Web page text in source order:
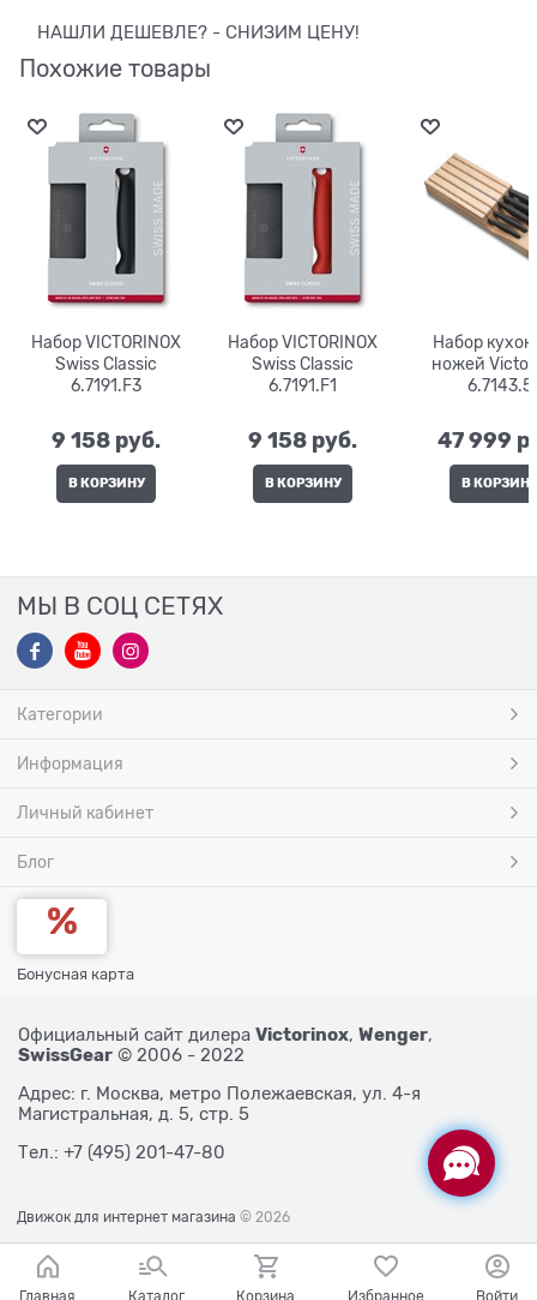
НАШЛИ ДЕШЕВЛЕ? - СНИЗИМ ЦЕНУ!
Похожие товары
Набор VICTORINOX
Swiss Classic
6.7191.F3
9 158 руб.
В КОРЗИНУ
Набор VICTORINOX
Swiss Classic
6.7191.F1
9 158 руб.
В КОРЗИНУ
Набор
ножей
6.7143.5
47 999
В КОРЗИНУ
МЫ В СОЦ СЕТЯХ
Категории
Информация
Личный кабинет
Блог
Бонусная карта
Официальный сайт дилера Victorinox, Wenger,
SwissGear © 2006 - 2022
Адрес: г. Москва, метро Полежаевская, ул. 4-я
Магистральная, д. 5, стр. 5
Тел.: +7 (495) 201-47-80
Движок для интернет магазина © 2026